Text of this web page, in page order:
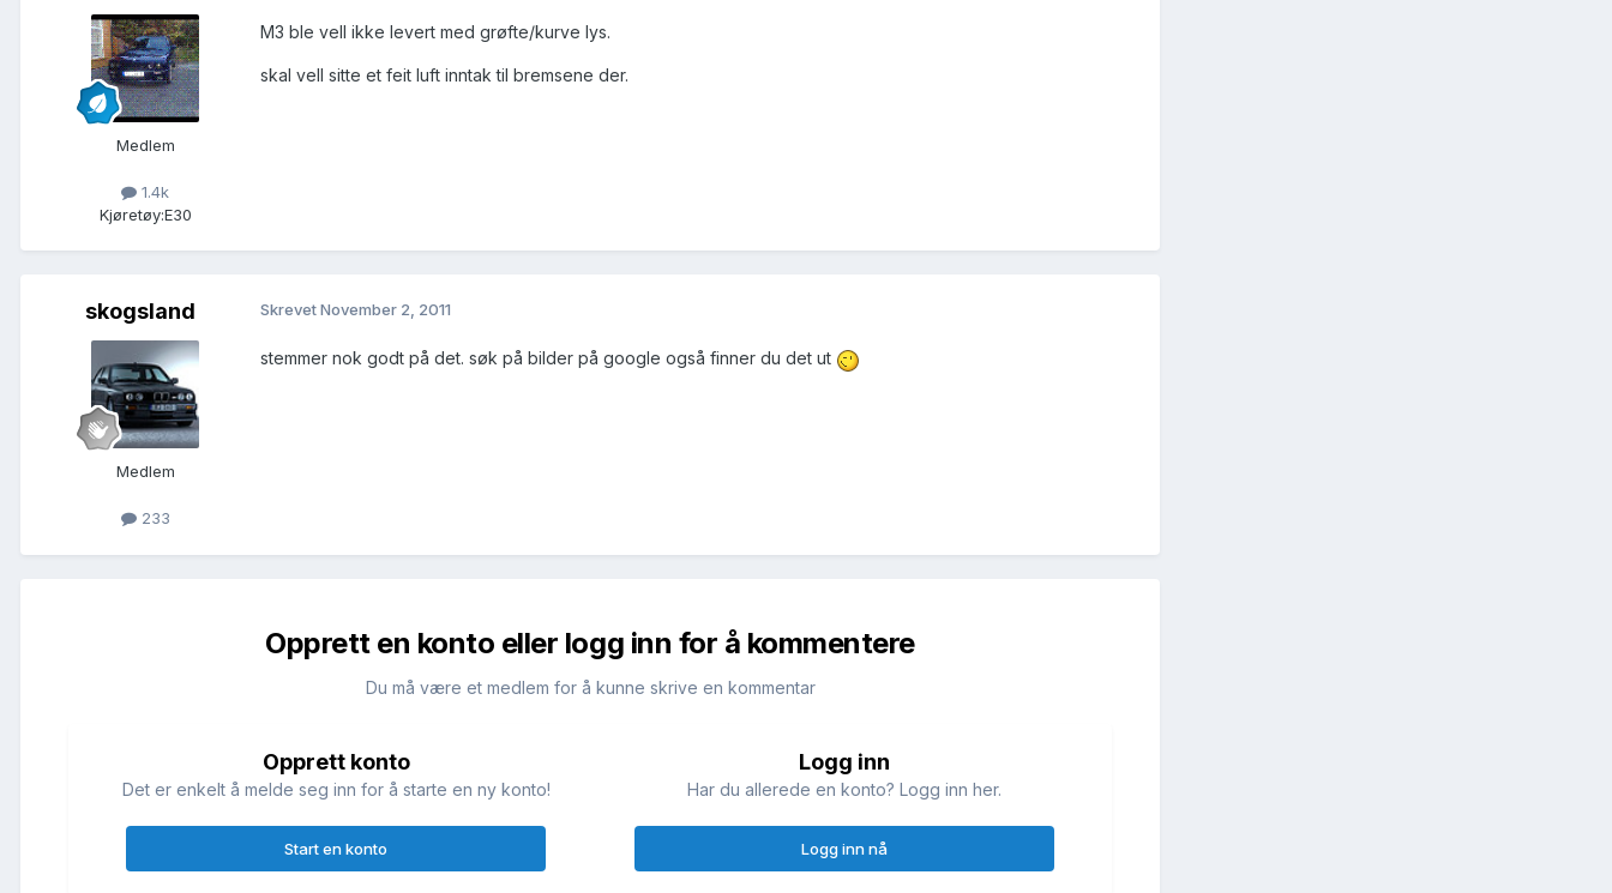
Medlem
1.4k
Kjøretøy:E30
M3 ble vell ikke levert med grøfte/kurve lys.
skal vell sitte et feit luft inntak til bremsene der.
skogsland
Medlem
233
SkrevetNovember 2, 2011
stemmer nok godt på det. søk på bilder på google også finner du det ut
Opprett en konto eller logg inn for å kommentere
Du må være et medlem for å kunne skrive en kommentar
Opprett konto
Det er enkelt å melde seg inn for å starte en ny konto!
Start en konto
Logg inn
Har du allerede en konto? Logg inn her.
Logg inn nå